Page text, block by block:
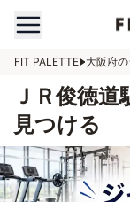
FIT PALETTE 大阪府
ＪＲ俊徳
見つける